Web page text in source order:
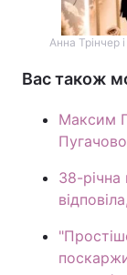
Анна Трінчер
Вас також
Максим
38-річна